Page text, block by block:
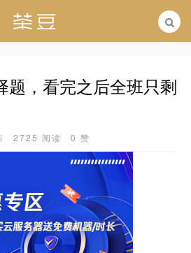
题，看完之后全班只剩
2725 阅读 0 赞